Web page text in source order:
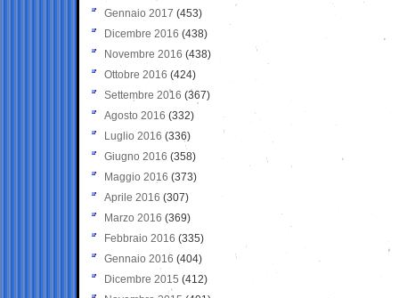
Gennaio 2017 (453)
Dicembre 2016 (438)
Novembre 2016 (438)
Ottobre 2016 (424)
Settembre 2016 (367)
Agosto 2016 (332)
Luglio 2016 (336)
Giugno 2016 (358)
Maggio 2016 (373)
Aprile 2016 (307)
Marzo 2016 (369)
Febbraio 2016 (335)
Gennaio 2016 (404)
Dicembre 2015 (412)